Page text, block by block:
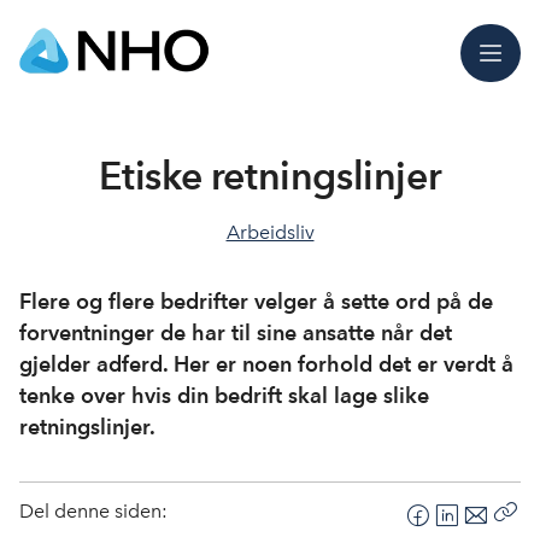
Meny
Etiske retningslinjer
Arbeidsliv
Flere og flere bedrifter velger å sette ord på de
forventninger de har til sine ansatte når det
gjelder adferd. Her er noen forhold det er verdt å
tenke over hvis din bedrift skal lage slike
retningslinjer.
Del denne siden:
F
L
E